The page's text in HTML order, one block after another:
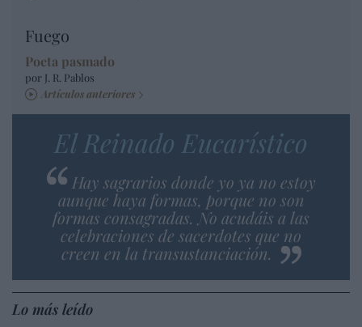
Fuego
Poeta pasmado
por J. R. Pablos
Artículos anteriores
El Reinado Eucarístico
Hay sagrarios donde yo ya no estoy
aunque haya formas, porque no son
formas consagradas. No acudáis a las
celebraciones de sacerdotes que no
creen en la transustanciación.
Lo más leído